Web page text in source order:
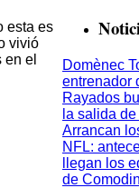
esta es
vivió
el
Domènec
entrenador
Rayados
la salida
Arrancan
NFL:
llegan los
de